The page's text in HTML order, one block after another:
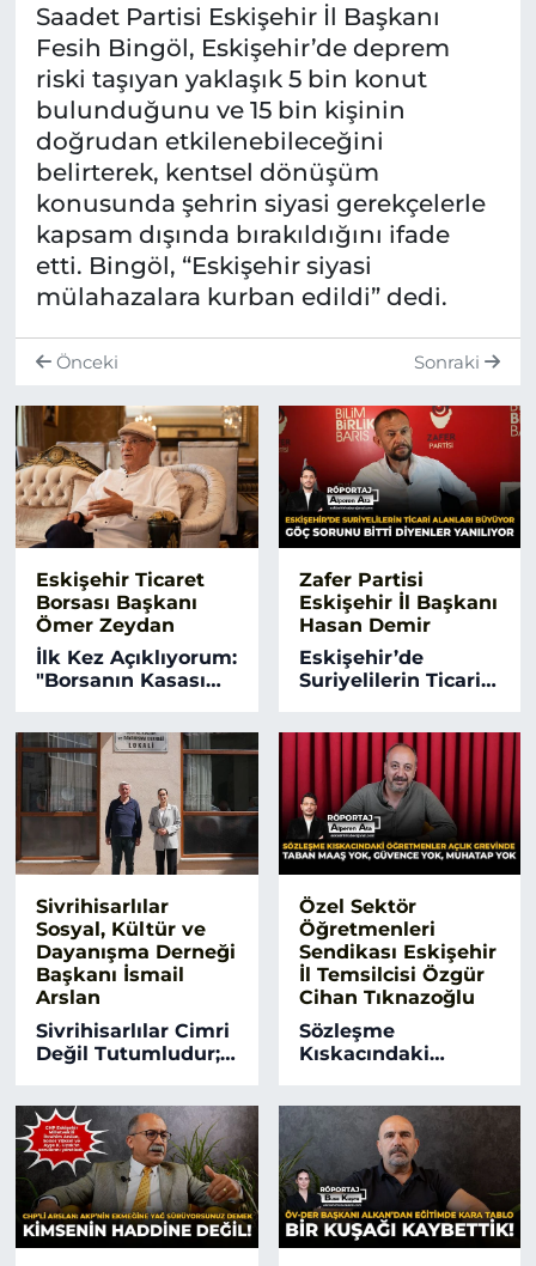
Saadet Partisi Eskişehir İl Başkanı
Fesih Bingöl, Eskişehir’de deprem
riski taşıyan yaklaşık 5 bin konut
bulunduğunu ve 15 bin kişinin
doğrudan etkilenebileceğini
belirterek, kentsel dönüşüm
konusunda şehrin siyasi gerekçelerle
kapsam dışında bırakıldığını ifade
etti. Bingöl, “Eskişehir siyasi
mülahazalara kurban edildi” dedi.
Önceki Sonraki
Eskişehir Ticaret
Borsası Başkanı
Ömer Zeydan
İlk Kez Açıklıyorum:
"Borsanın Kasası
Koltuğu Emanet
Etmem!”
Zafer Partisi
Eskişehir İl Başkanı
Hasan Demir
Eskişehir’de
Suriyelilerin Ticari
Diyenler Yanılıyor
Sivrihisarlılar
Sosyal, Kültür ve
Dayanışma Derneği
Başkanı İsmail
Arslan
Sivrihisarlılar Cimri
Değil Tutumludur;
Özel Sektör
Öğretmenleri
Sendikası Eskişehir
İl Temsilcisi Özgür
Cihan Tıknazoğlu
Sözleşme
Kıskacındaki
Maaş Yok, Güvence
Yok, Muhatap Yok